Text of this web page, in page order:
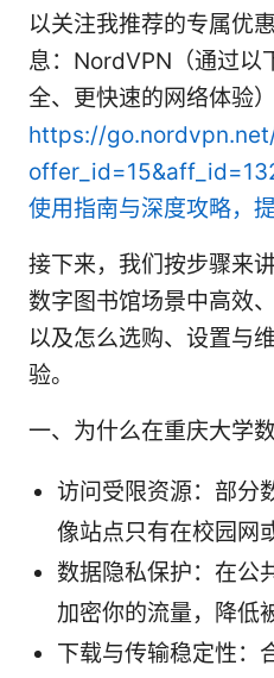
以关注我推荐的专属优
息：NordVPN（通过以
全、更快速的网络体验）
https://
使用指南与深度攻略，
接下来，我们按步骤来
数字图书馆场景中高效
以及怎么选购、设置与
验。
一、为什么在重庆大学
访问受限资源：部分
像站点只有在校园网
数据隐私保护：在公
加密你的流量，降低
下载与传输稳定性：